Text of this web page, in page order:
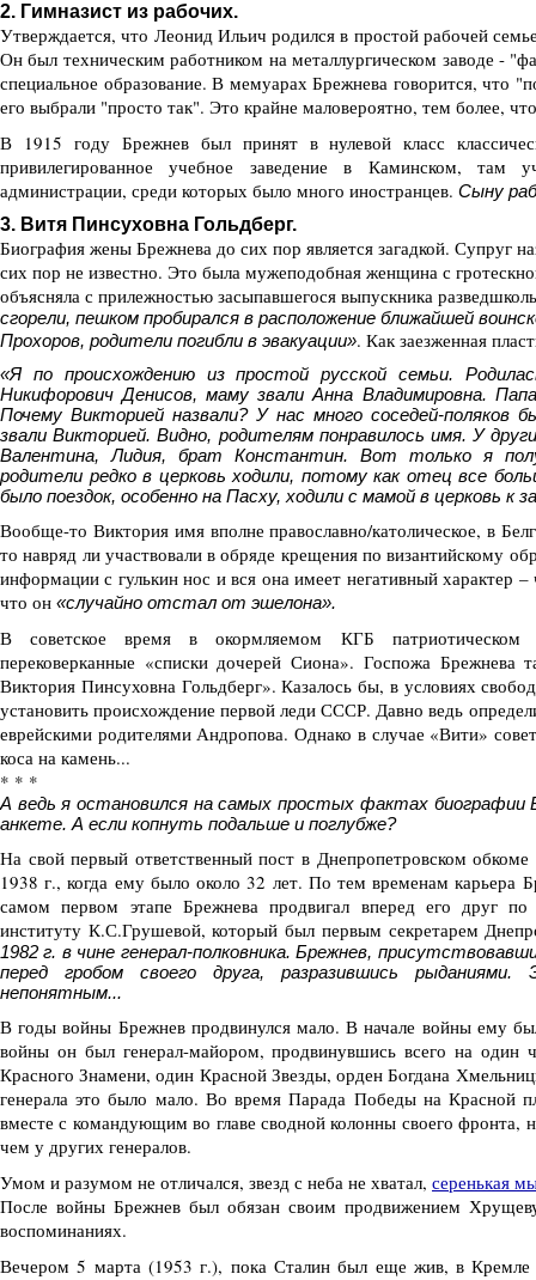
2. Гимназист из рабочих.
Утверждается, что Леонид Ильич родился в простой рабочей
Он был техническим работником на металлургическом заводе -
специальное образование. В мемуарах Брежнева говорится, что
его выбрали "просто так". Это крайне маловероятно, тем более,
В 1915 году Брежнев был принят в нулевой класс
привилегированное учебное заведение в Каминском, там
администрации, среди которых было много иностранцев. Сыну
3. Витя Пинсуховна Гольдберг.
Биография жены Брежнева до сих пор является загадкой. Супруг
сих пор не известно. Это была мужеподобная женщина с
объясняла с прилежностью засыпавшегося выпускника
сгорели, пешком пробирался в расположение ближайшей
Прохоров, родители погибли в эвакуации». Как заезженная
«Я по происхождению из простой русской семьи.
Никифорович Денисов, маму звали Анна Владимировна.
Почему Викторией назвали? У нас много соседей-поляков
звали Викторией. Видно, родителям понравилось имя. У
Валентина, Лидия, брат Константин. Вот только я
родители редко в церковь ходили, потому как отец все
было поездок, особенно на Пасху, ходили с мамой в церковь к
Вообще-то Виктория имя вполне православно/католическое, в
то навряд ли участвовали в обряде крещения по византийскому
информации с гулькин нос и вся она имеет негативный характер –
что он «случайно отстал от эшелона».
В советское время в окормляемом КГБ патриотическом
перековерканные «списки дочерей Сиона». Госпожа
Виктория Пинсуховна Гольдберг». Казалось бы, в условиях
установить происхождение первой леди СССР. Давно ведь
еврейскими родителями Андропова. Однако в случае «Вити»
коса на камень...
* * *
А ведь я остановился на самых простых фактах биографии
анкете. А если копнуть подальше и поглубже?
На свой первый ответственный пост в Днепропетровском
1938 г., когда ему было около 32 лет. По тем временам
самом первом этапе Брежнева продвигал вперед его друг по
институту К.С.Грушевой, который был первым секретарем
1982 г. в чине генерал-полковника. Брежнев,
перед гробом своего друга, разразившись
непонятным...
В годы войны Брежнев продвинулся мало. В начале войны ему
войны он был генерал-майором, продвинувшись всего на
Красного Знамени, один Красной Звезды, орден Бoгдaна
генерала это было мало. Во время Парада Победы на Красной
вместе с командующим во главе сводной колонны своего фронта,
чем у других генералов.
Умом и разумом не отличался, звезд с неба не хватал, серенькая
После войны Брежнев был обязан своим продвижением
воспоминаниях.
Вечером 5 марта (1953 г.), пока Сталин был еще жив, в Кремле